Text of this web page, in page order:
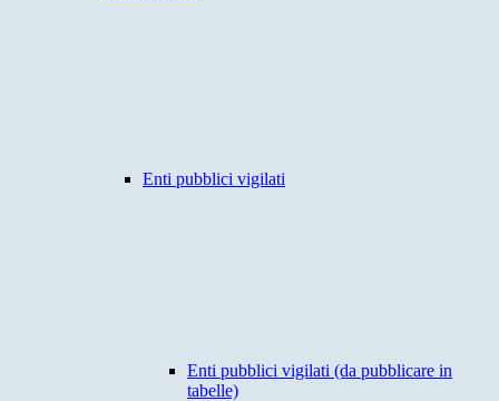
Enti pubblici vigilati
Enti pubblici vigilati (da pubblicare in
tabelle)